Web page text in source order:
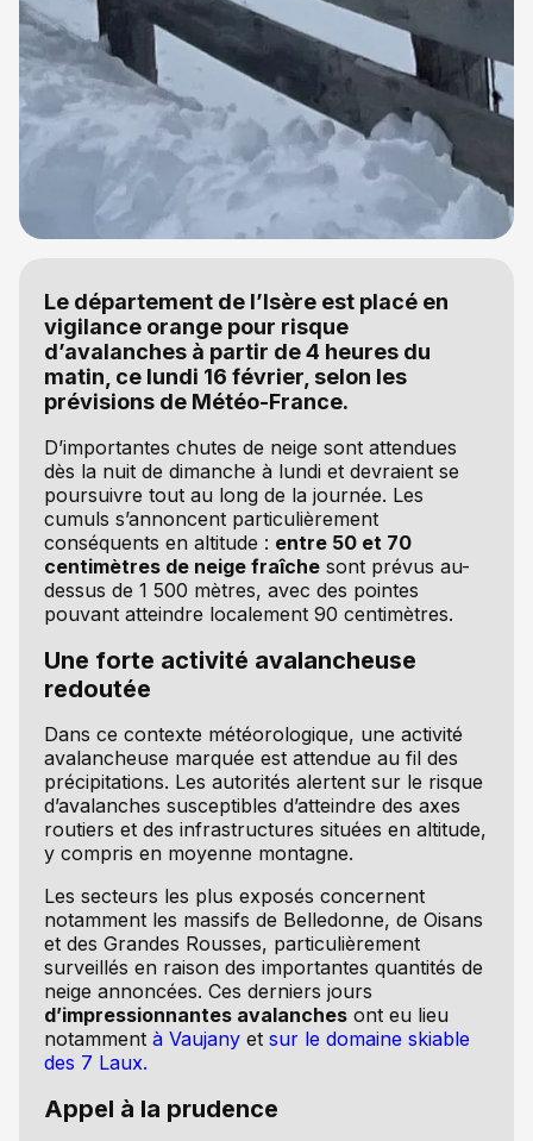
Le département de l’Isère est placé en
vigilance orange pour risque
d’avalanches à partir de 4 heures du
matin, ce lundi 16 février, selon les
prévisions de Météo-France.
D’importantes chutes de neige sont attendues
dès la nuit de dimanche à lundi et devraient se
poursuivre tout au long de la journée. Les
cumuls s’annoncent particulièrement
conséquents en altitude : entre 50 et 70
centimètres de neige fraîchesont prévus au-
dessus de 1 500 mètres, avec des pointes
pouvant atteindre localement 90 centimètres.
Une forte activité avalancheuse
redoutée
Dans ce contexte météorologique, une activité
avalancheuse marquée est attendue au fil des
précipitations. Les autorités alertent sur le risque
d’avalanches susceptibles d’atteindre des axes
routiers et des infrastructures situées en altitude,
y compris en moyenne montagne.
Les secteurs les plus exposés concernent
notamment les massifs de Belledonne, de Oisans
et des Grandes Rousses, particulièrement
surveillés en raison des importantes quantités de
neige annoncées. Ces derniers jours
d’impressionnantes avalanchesont eu lieu
notamment à Vaujanyet sur le domaine skiable
des 7 Laux.
Appel à la prudence